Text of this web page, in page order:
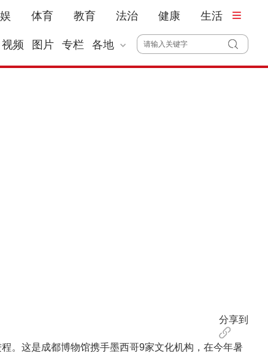
体育 教育 法治 健康 生活
视频 图片 专栏 各地
分享到
。这是成都博物馆携手墨西哥9家文化机构，在今年暑